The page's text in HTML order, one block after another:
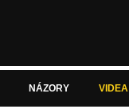
NÁZORY VIDEA